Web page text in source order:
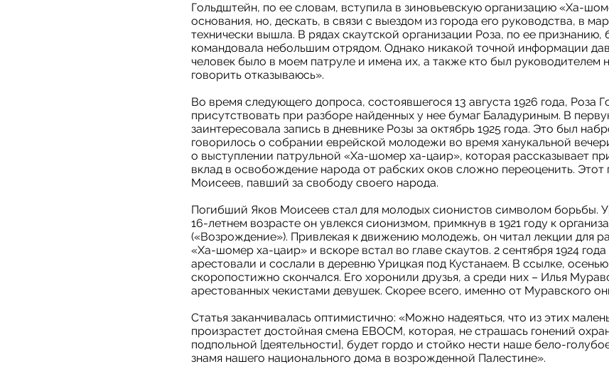
Гольдштейн, по ее словам, вступила в зиновьевскую организацию «Ха-
основания, но, дескать, в связи с выездом из города его руководства, в
технически вышла. В рядах скаутской организации Роза, по ее признанию,
командовала небольшим отрядом. Однако никакой точной информации
человек было в моем патруле и имена их, а также кто был руководителем
говорить отказываюсь».
Во время следующего допроса, состоявшегося 13 августа 1926 года, Роза
присутствовать при разборе найденных у нее бумаг Баладуриным. В
заинтересовала запись в дневнике Розы за октябрь 1925 года. Это был
говорилось о собрании еврейской молодежи во время ханукальной
о выступлении патрульной «Ха-шомер ха-цаир», которая рассказывает
вклад в освобождение народа от рабских оков сложно переоценить. Этот
Моисеев, павший за свободу своего народа.
Погибший Яков Моисеев стал для молодых сионистов символом борьбы.
16-летнем возрасте он увлекся сионизмом, примкнув в 1921 году к
(«Возрождение»). Привлекая к движению молодежь, он читал лекции для
«Ха-шомер ха-цаир» и вскоре встал во главе скаутов. 2 сентября 1924
арестовали и сослали в деревню Урицкая под Кустанаем. В ссылке, осенью
скоропостижно скончался. Его хоронили друзья, а среди них – Илья
арестованных чекистами девушек. Скорее всего, именно от Муравского
Статья заканчивалась оптимистично: «Можно надеяться, что из этих
произрастет достойная смена ЕВОСМ, которая, не страшась гонений
подпольной [деятельности], будет гордо и стойко нести наше бело-
знамя нашего национального дома в возрожденной Палестине».